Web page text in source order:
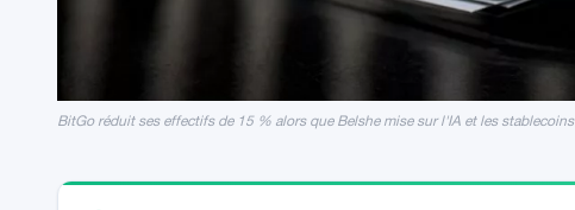
BitGo réduit ses effectifs de 15 % alors que Belshe mise sur l'IA et les stablecoins